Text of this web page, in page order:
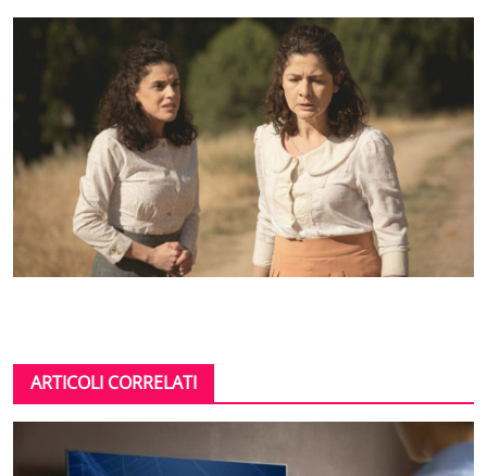
ARTICOLI CORRELATI